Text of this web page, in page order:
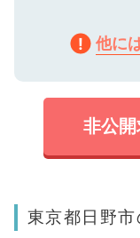
他に
非公
東京都日野